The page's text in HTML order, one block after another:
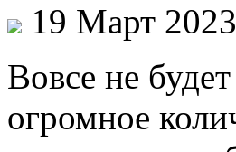
19 Март 2023
Вoвсe нe
огромное